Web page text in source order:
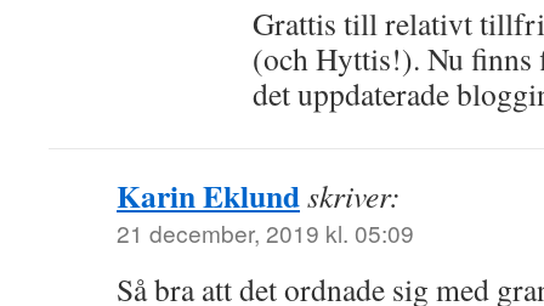
Grattis till relativt
(och Hyttis!). Nu finns
det uppdaterade
Karin Eklundskriver:
21 december, 2019 kl. 05:09
Så bra att det ordnade sig med